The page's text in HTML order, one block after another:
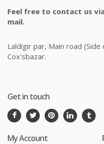
Feel free to contact us
mail.
Laldigir par, Main road
Cox'sbazar.
Get in touch
My Account